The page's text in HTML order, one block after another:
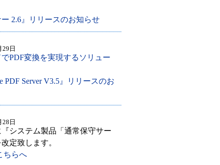
2.6』リリースのお知らせ
29日
PDF変換を実現するソリュー
PDF Server V3.5』リリースのお
28日
『システム製品「通常保守サー
定致します。
ちらへ